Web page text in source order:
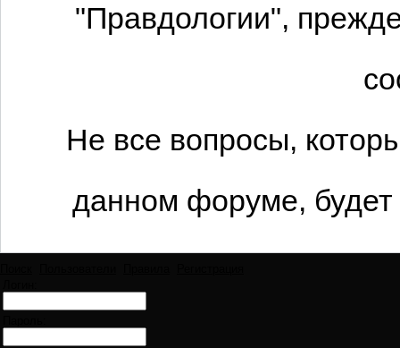
"Правдологии",
Не все вопросы,
данном форуме,